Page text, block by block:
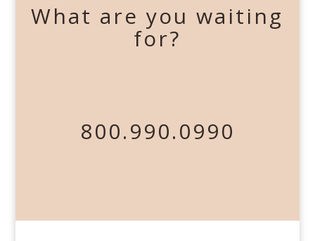
What are you waiting
for?
800.990.0990